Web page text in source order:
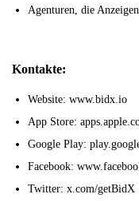
Agenturen, die
Kontakte:
Website: www.bidx.io
App Store:
Google Play:
Facebook:
Twitter: x.com/getBidX